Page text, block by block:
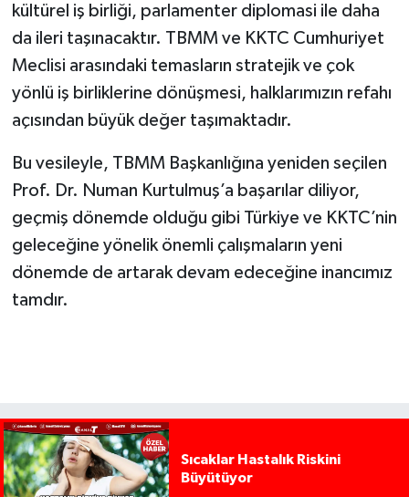
kültürel iş birliği, parlamenter diplomasi ile daha
da ileri taşınacaktır. TBMM ve KKTC Cumhuriyet
Meclisi arasındaki temasların stratejik ve çok
yönlü iş birliklerine dönüşmesi, halklarımızın refahı
açısından büyük değer taşımaktadır.
Bu vesileyle, TBMM Başkanlığına yeniden seçilen
Prof. Dr. Numan Kurtulmuş’a başarılar diliyor,
geçmiş dönemde olduğu gibi Türkiye ve KKTC’nin
geleceğine yönelik önemli çalışmaların yeni
dönemde de artarak devam edeceğine inancımız
tamdır.
Sıcaklar Hastalık Riskini
Büyütüyor